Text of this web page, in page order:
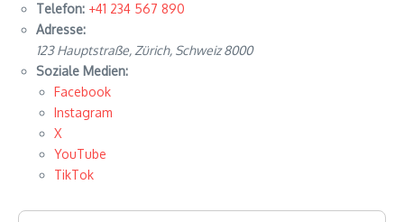
Telefon: +41 234 567 890
Adresse:
123 Hauptstraße, Zürich, Schweiz 8000
Soziale Medien:
Facebook
Instagram
X
YouTube
TikTok